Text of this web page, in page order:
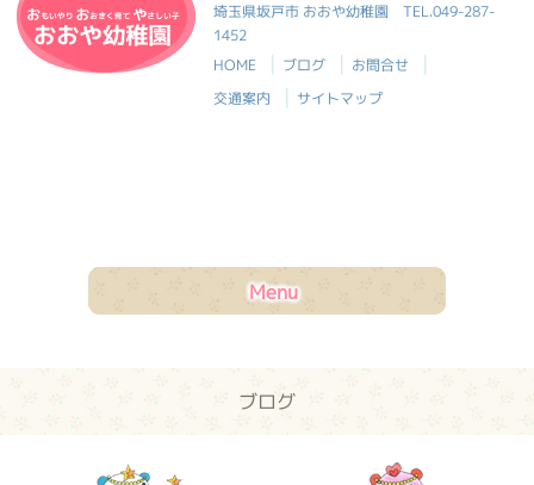
おおや幼稚園
埼玉県坂戸市 おおや幼稚園TEL.049-287-
1452
HOME | ブログ | お問合せ |
交通案内 | サイトマップ
Menu
ブログ